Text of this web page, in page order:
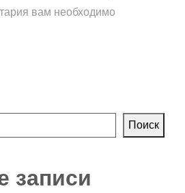
вам необходимо
Поиск
записи